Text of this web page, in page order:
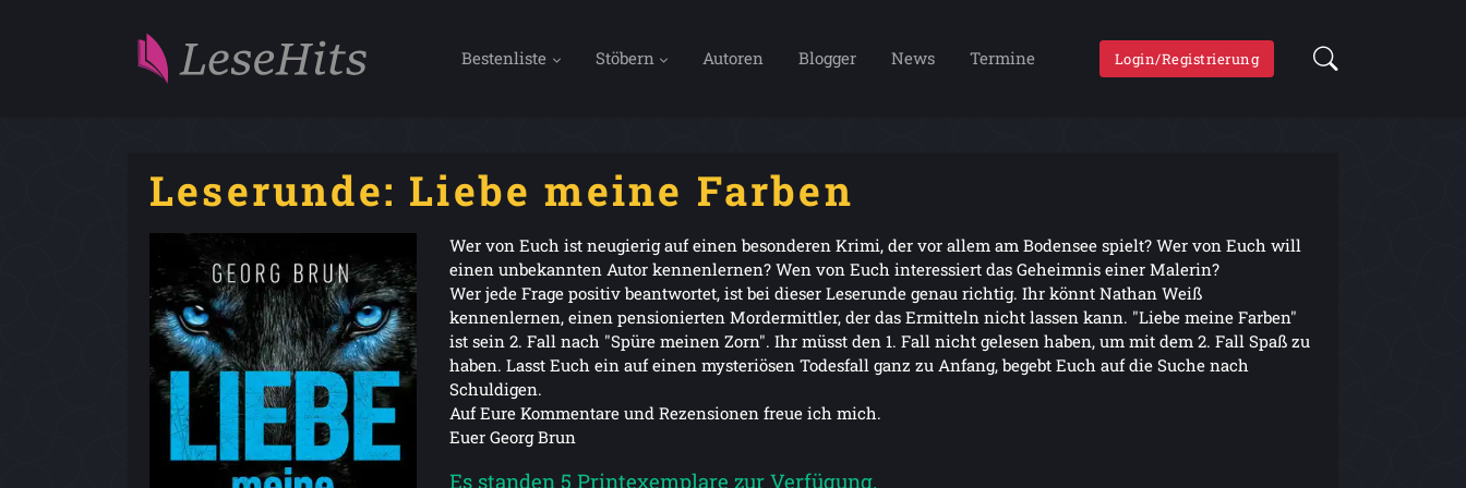
Bestenliste Stöbern Autoren Blogger News Termine Login/Registrierung
Leserunde: Liebe meine Farben
Wer von Euch ist neugierig auf einen besonderen Krimi, der vor allem am Bodensee spielt? Wer von Euch will
einen unbekannten Autor kennenlernen? Wen von Euch interessiert das Geheimnis einer Malerin?
Wer jede Frage positiv beantwortet, ist bei dieser Leserunde genau richtig. Ihr könnt Nathan Weiß
kennenlernen, einen pensionierten Mordermittler, der das Ermitteln nicht lassen kann. "Liebe meine Farben"
ist sein 2. Fall nach "Spüre meinen Zorn". Ihr müsst den 1. Fall nicht gelesen haben, um mit dem 2. Fall Spaß zu
haben. Lasst Euch ein auf einen mysteriösen Todesfall ganz zu Anfang, begebt Euch auf die Suche nach
Schuldigen.
Auf Eure Kommentare und Rezensionen freue ich mich.
Euer Georg Brun
Es standen 5 Printexemplare zur Verfügung.